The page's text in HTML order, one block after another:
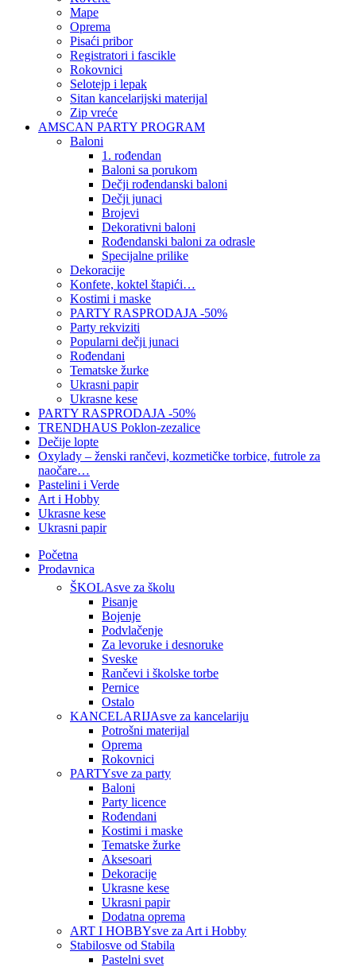
Mape
Oprema
Pisaći pribor
Registratori i fascikle
Rokovnici
Selotejp i lepak
Sitan kancelarijski materijal
Zip vreće
AMSCAN PARTY PROGRAM
Baloni
1. rođendan
Baloni sa porukom
Dečji rođendanski baloni
Dečji junaci
Brojevi
Dekorativni baloni
Rođendanski baloni za odrasle
Specijalne prilike
Dekoracije
Konfete, koktel štapići…
Kostimi i maske
PARTY RASPRODAJA -50%
Party rekviziti
Popularni dečji junaci
Rođendani
Tematske žurke
Ukrasni papir
Ukrasne kese
PARTY RASPRODAJA -50%
TRENDHAUS Poklon-zezalice
Dečije lopte
Oxylady – ženski rančevi, kozmetičke torbice, futrole za
naočare…
Pastelini i Verde
Art i Hobby
Ukrasne kese
Ukrasni papir
Početna
Prodavnica
ŠKOLAsve za školu
Pisanje
Bojenje
Podvlačenje
Za levoruke i desnoruke
Sveske
Rančevi i školske torbe
Pernice
Ostalo
KANCELARIJAsve za kancelariju
Potrošni materijal
Oprema
Rokovnici
PARTYsve za party
Baloni
Party licence
Rođendani
Kostimi i maske
Tematske žurke
Aksesoari
Dekoracije
Ukrasne kese
Ukrasni papir
Dodatna oprema
ART I HOBBYsve za Art i Hobby
Stabilosve od Stabila
Pastelni svet